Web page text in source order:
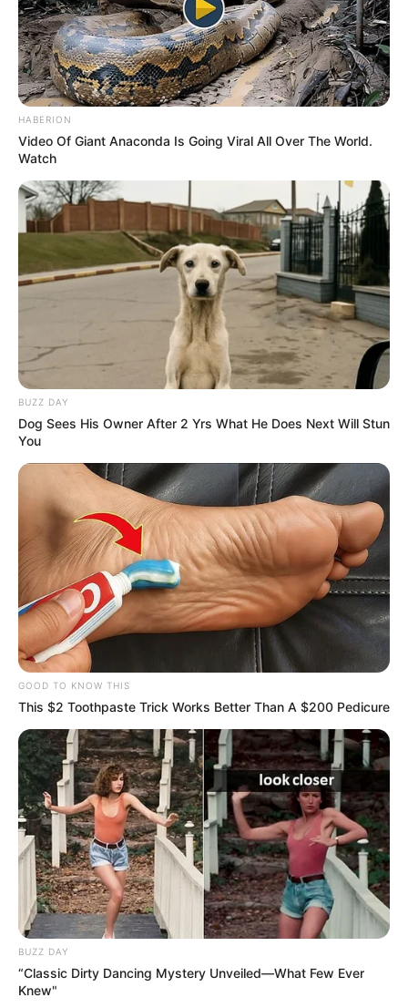
HABERION
Video Of Giant Anaconda Is Going Viral All Over The World.
Watch
BUZZ DAY
Dog Sees His Owner After 2 Yrs What He Does Next Will Stun
You
GOOD TO KNOW THIS
This $2 Toothpaste Trick Works Better Than A $200 Pedicure
BUZZ DAY
“Classic Dirty Dancing Mystery Unveiled—What Few Ever
Knew"